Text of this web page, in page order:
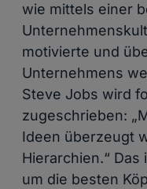
wie mittels einer
motivierte und
Unternehmens
Steve Jobs wird
zugeschrieben:
Ideen überzeugt
Hierarchien.“
um die besten